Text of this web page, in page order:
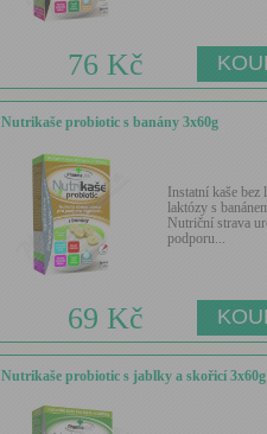
76 Kč
Nutrikaše probiotic s banány 3x60g
Instatní kaše bez
laktózy s
Nutriční strava
podporu...
69 Kč
Nutrikaše probiotic s jablky a skořicí 3x60g